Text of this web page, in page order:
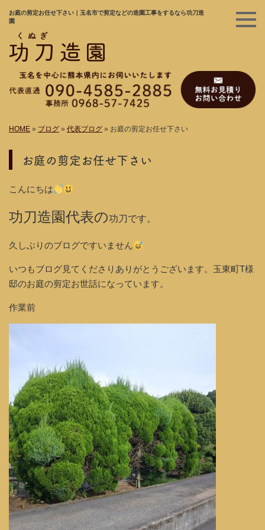
お庭の剪定お任せ下さい｜玉名市で剪定などの造園工事をするなら功刀造
園
HOME » ブログ » 代表ブログ » お庭の剪定お任せ下さい
お庭の剪定お任せ下さい
こんにちは
功刀造園代表の功刀です。
久しぶりのブログですいません
いつもブログ見てくださりありがとうございます。玉東町T様
邸のお庭の剪定お世話になっています。
作業前